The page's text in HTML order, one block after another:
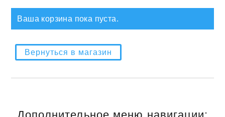
Ваша корзина пока пуста.
Вернуться в магазин